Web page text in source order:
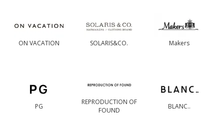
ON VACATION SOLARIS&CO. Makers
PG
REPRODUCTION OF
FOUND
BLANC..